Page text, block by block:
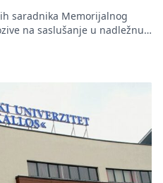
saradnika Memorijalnog
na saslušanje u nadležnu
javnog tužilaštva u
Izvještaja o negiranju
upozoravaju da se